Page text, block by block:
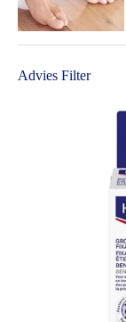
Advies Filter